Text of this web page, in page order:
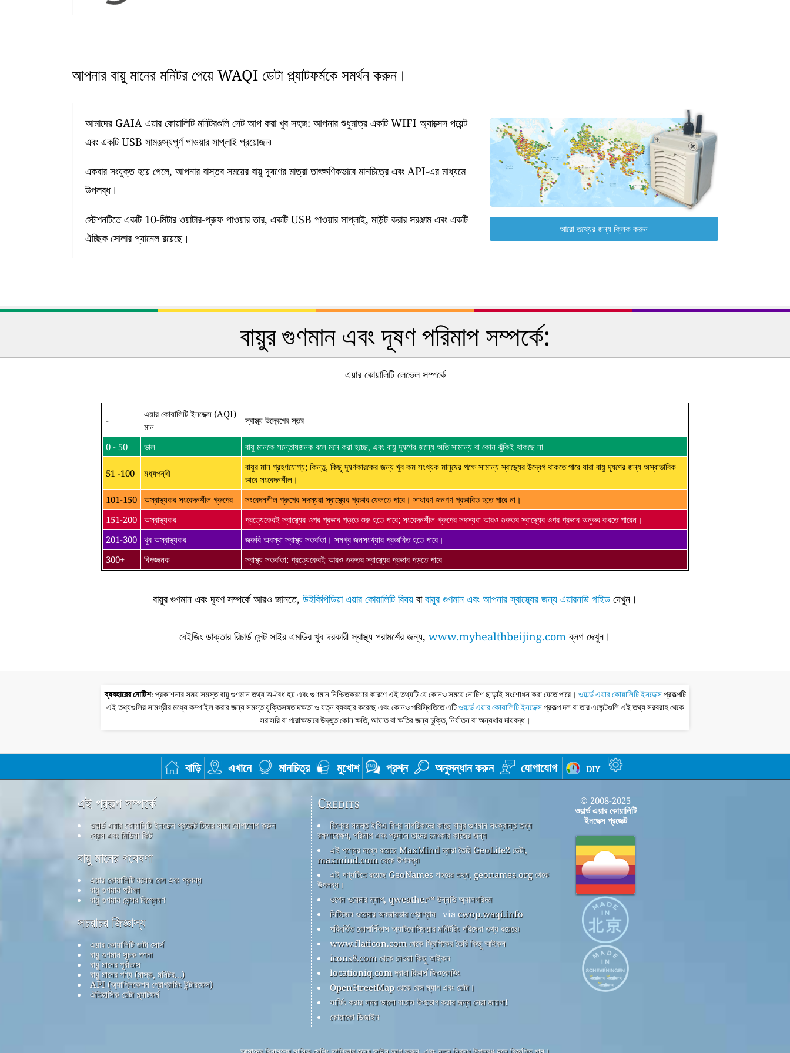
আপনার বায়ু মানের মনিটর পেয়ে WAQI ডেটা প্ল্যাটফর্মকে সমর্থন করুন।
আমাদের GAIA এয়ার কোয়ালিটি মনিটরগুলি সেট আপ করা খুব সহজ: আপনার শুধুমাত্র একটি WIFI অ্যাক্সেস পয়েন্ট
এবং একটি USB সামঞ্জস্যপূর্ণ পাওয়ার সাপ্লাই প্রয়োজন৷
একবার সংযুক্ত হয়ে গেলে, আপনার বাস্তব সময়ের বায়ু দূষণের মাত্রা তাৎক্ষণিকভাবে মানচিত্রে এবং API-এর মাধ্যমে
উপলব্ধ।
স্টেশনটিতে একটি 10-মিটার ওয়াটার-প্রুফ পাওয়ার তার, একটি USB পাওয়ার সাপ্লাই, মাউন্ট করার সরঞ্জাম এবং একটি
ঐচ্ছিক সোলার প্যানেল রয়েছে।
আরো তথ্যের জন্য ক্লিক করুন
বায়ুর গুণমান এবং দূষণ পরিমাপ সম্পর্কে:
এয়ার কোয়ালিটি লেভেল সম্পর্কে
-
এয়ার কোয়ালিটি ইনডেক্স (AQI)
মান
স্বাস্থ্য উদ্বেগের স্তর
0 - 50 ভাল বায়ু মানকে সন্তোষজনক বলে মনে করা হচ্ছে, এবং বায়ু দূষণের জন্যে অতি সামান্য বা কোন ঝুঁকিই থাকছে না
51 -100 মধ্যপন্থী
বায়ুর মান গ্রহণযোগ্য; কিন্তু, কিছু দূষণকারকের জন্য খুব কম সংখ্যক মানুষের পক্ষে সামান্য স্বাস্থ্যের উদ্বেগ থাকতে পারে যারা বায়ু দূষণের জন্য অস্বাভাবিক
ভাবে সংবেদনশীল।
101-150 অস্বাস্থ্যকর সংবেদনশীল গ্রুপের
সংবেদনশীল গ্রুপের সদস্যরা স্বাস্থ্যের প্রভাব ফেলতে পারে। সাধারণ জনগণ প্রভাবিত হতে পারে না।
151-200 অস্বাস্থ্যকর
প্রত্যেকেরই স্বাস্থ্যের ওপর প্রভাব পড়তে শুরু হতে পারে; সংবেদনশীল গ্রুপের সদস্যরা আরও গুরুতর স্বাস্থ্যের ওপর প্রভাব অনুভব করতে পারেন।
201-300 খুব অস্বাস্থ্যকর
জরুরি অবস্থা স্বাস্থ্য সতর্কতা। সমগ্র জনসংখ্যার প্রভাবিত হতে পারে।
300+
বিপজ্জনক স্বাস্থ্য সতর্কতা: প্রত্যেকেরই আরও গুরুতর স্বাস্থ্যের প্রভাব পড়তে পারে
বায়ুর গুণমান এবং দূষণ সম্পর্কে আরও জানতে, উইকিপিডিয়া এয়ার কোয়ালিটি বিষয় বাবায়ুর গুণমান এবং আপনার স্বাস্থ্যের জন্য এয়ারনাউ গাইড দেখুন।
বেইজিং ডাক্তার রিচার্ড সেন্ট সাইর এমডির খুব দরকারী স্বাস্থ্য পরামর্শের জন্য, www.myhealthbeijing.comব্লগ দেখুন।
ব্যবহারের নোটিশ: প্রকাশনার সময় সমস্ত বায়ু গুণমান তথ্য অ-বৈধ হয় এবং গুণমান নিশ্চিতকরণের কারণে এই তথ্যটি যে কোনও সময়ে নোটিশ ছাড়াই সংশোধন করা যেতে পারে। ওয়ার্ল্ড এয়ার কোয়ালিটি ইনডেক্সপ্রকল্পটি
এই তথ্যগুলির সামগ্রীর মধ্যে কম্পাইল করার জন্য সমস্ত যুক্তিসঙ্গত দক্ষতা ও যত্ন ব্যবহার করেছে এবং কোনও পরিস্থিতিতে এটিওয়ার্ল্ড এয়ার কোয়ালিটি ইনডেক্সপ্রকল্প দল বা তার এজেন্টগুলি এই তথ্য সরবরাহ থেকে
সরাসরি বা পরোক্ষভাবে উদ্ভূত কোন ক্ষতি, আঘাত বা ক্ষতির জন্য চুক্তি, নির্যাতন বা অন্যথায় দায়বদ্ধ।
বাড়ি এখানে মানচিত্র মুখোশ প্রশ্ন অনুসন্ধান করুন যোগাযোগ diy
এই প্রকল্প সম্পর্কে
ওয়ার্ল্ড এয়ার কোয়ালিটি ইনডেক্স প্রজেক্ট টিমের সাথে যোগাযোগ করুন
প্রেস এবং মিডিয়া কিট
বায়ু মানের গবেষণা
এয়ার কোয়ালিটি নলেজ বেস এবং প্রবন্ধ
বায়ু গুণমান পরীক্ষা
বায়ু গুণমান সেন্সর বিশ্লেষণ
সচরাচর জিজ্ঞাস্য
এয়ার কোয়ালিটি ডাটা সোর্স
বায়ু গুণমান সূচক গণনা
বায়ু মানের পূর্বাভাস
বায়ু মানের পণ্য (মাস্ক, মনিটর...)
API (অ্যাপ্লিকেশন প্রোগ্রামিং ইন্টারফেস)
ঐতিহাসিক ডেটা প্ল্যাটফর্ম
Credits
বিশ্বের সমস্ত ইপিএ বিশ্ব নাগরিকদের কাছে বায়ুর গুণমান সংক্রান্ত তথ্য
রক্ষণাবেক্ষণ, পরিমাপ এবং প্রদানে তাদের চমৎকার কাজের জন্য
এই পণ্যের মধ্যে রয়েছে MaxMind দ্বারা তৈরি GeoLite2 ডেটা,
maxmind.com থেকে উপলব্ধ৷
এই পণ্যটিতে রয়েছে GeoNames শহরের তথ্য, geonames.org থেকে
উপলব্ধ।
ওপেন ওয়েদার ম্যাপ, qweather™ উন্নতি অ্যালগরিদম
সিটিজেন ওয়েদার অবজারভার প্রোগ্রাম via cwop.waqi.info
পরিবর্তিত কোপার্নিকাস অ্যাটমোস্ফিয়ার মনিটরিং পরিষেবা তথ্য রয়েছে৷
www.flaticon.com থেকে ফ্রিপিকের তৈরি কিছু আইকন
icons8.com থেকে নেওয়া কিছু আইকন
locationiq.com দ্বারা রিভার্স জিওকোডিং
OpenStreetMap থেকে বেস ম্যাপ এবং ডেটা।
সার্ফিং করার সময় ভালো বাতাস উপভোগ করার জন্য সেরা জায়গা!
কোয়াকো ডিজাইন
© 2008-2025
ওয়ার্ল্ড এয়ার কোয়ালিটি
ইনডেক্স প্রজেক্ট